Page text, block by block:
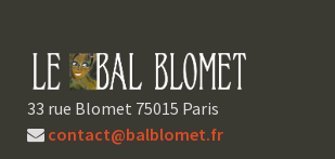
33 rue Blomet 75015 Paris
contact@balblomet.fr